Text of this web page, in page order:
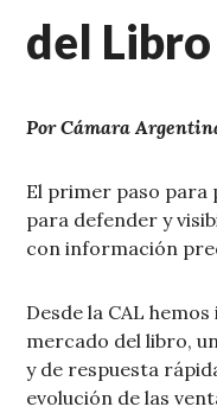
del
Por Cámara
El primer paso
para defender y
con información
Desde la CAL
mercado del libro,
y de respuesta
evolución de las